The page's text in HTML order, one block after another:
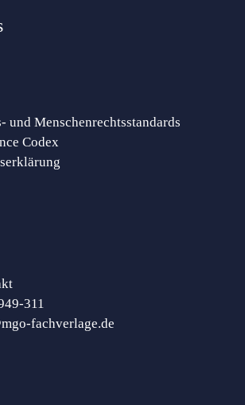
und Menschenrechtsstandards
Codex
311
fachverlage.de